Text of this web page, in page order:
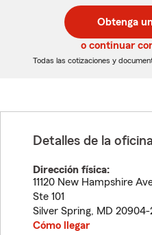
de
5
dígitos
de
5
dígitos
Obtenga
o continuar
Todas las cotizaciones y
Detalles de la
Dirección física:
11120 New Hampshire
Ste 101
Silver Spring, MD 20904-
Cómo llegar